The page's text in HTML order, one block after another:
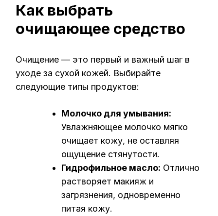
Как выбрать
очищающее средство
Очищение — это первый и важный шаг в
уходе за сухой кожей. Выбирайте
следующие типы продуктов:
Молочко для умывания:
Увлажняющее молочко мягко
очищает кожу, не оставляя
ощущение стянутости.
Гидрофильное масло: Отлично
растворяет макияж и
загрязнения, одновременно
питая кожу.